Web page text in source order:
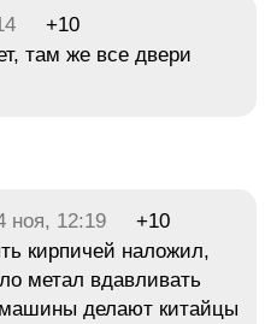
+10
там же все двери
ноя, 12:19
+10
кирпичей наложил,
метал вдавливать
делают китайцы